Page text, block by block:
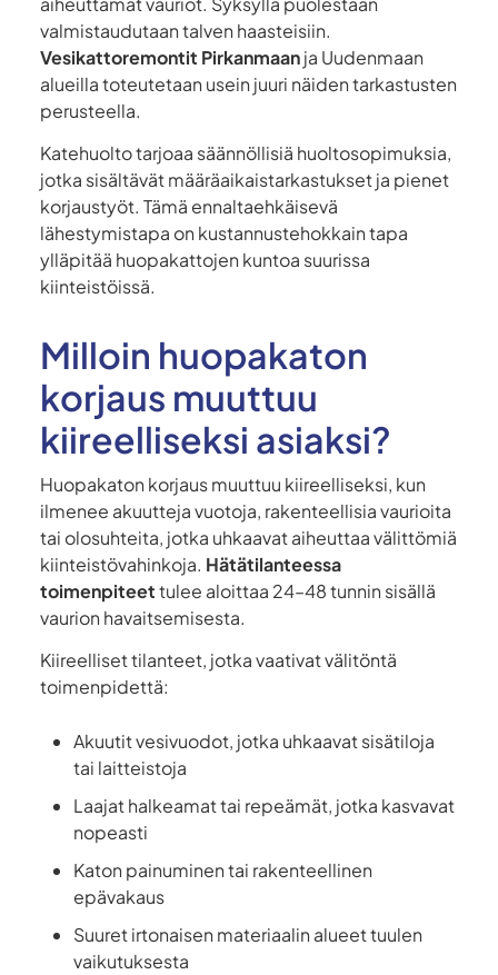
valmistaudutaan talven haasteisiin.
Vesikattoremontit Pirkanmaanja Uudenmaan
alueilla toteutetaan usein juuri näiden tarkastusten
perusteella.
Katehuolto tarjoaa säännöllisiä huoltosopimuksia,
jotka sisältävät määräaikaistarkastukset ja pienet
korjaustyöt. Tämä ennaltaehkäisevä
lähestymistapa on kustannustehokkain tapa
ylläpitää huopakattojen kuntoa suurissa
kiinteistöissä.
Milloin huopakaton
korjaus muuttuu
kiireelliseksi asiaksi?
Huopakaton korjaus muuttuu kiireelliseksi, kun
ilmenee akuutteja vuotoja, rakenteellisia vaurioita
tai olosuhteita, jotka uhkaavat aiheuttaa välittömiä
kiinteistövahinkoja. Hätätilanteessa
toimenpiteettulee aloittaa 24–48 tunnin sisällä
vaurion havaitsemisesta.
Kiireelliset tilanteet, jotka vaativat välitöntä
toimenpidettä:
Akuutit vesivuodot, jotka uhkaavat sisätiloja
tai laitteistoja
Laajat halkeamat tai repeämät, jotka kasvavat
nopeasti
Katon painuminen tai rakenteellinen
epävakaus
Suuret irtonaisen materiaalin alueet tuulen
vaikutuksesta